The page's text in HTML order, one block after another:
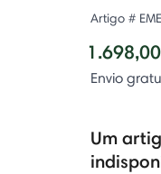
Artigo #
Envio
Um